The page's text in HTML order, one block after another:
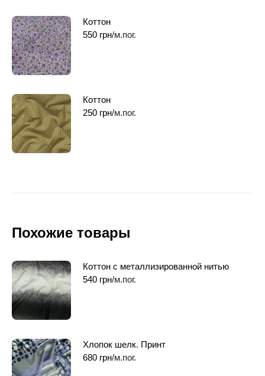
Коттон
550 грн/м.пог.
Коттон
250 грн/м.пог.
Похожие товары
Коттон с металлизированной нитью
540 грн/м.пог.
Хлопок шелк. Принт
680 грн/м.пог.